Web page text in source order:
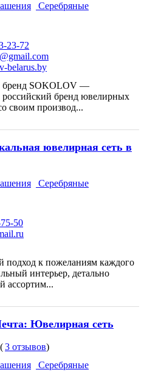
Серебряные
23-72
belarus.by
SOKOLOV —
бренд ювелирных
своим производ...
ювелирная сеть в
Серебряные
50
подход к пожеланиям каждого
интерьер, детально
ассортим...
Ювелирная сеть
(3 отзывов)
Серебряные